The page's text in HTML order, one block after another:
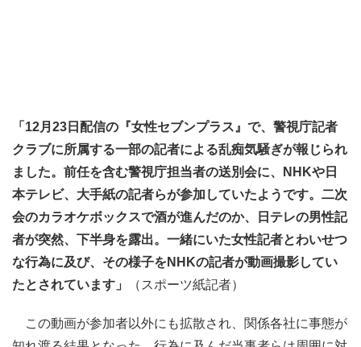
「12月23日配信の『女性セブンプラス』で、警視庁記者
クラブに所属する一部の記者による乱痴気騒ぎが報じられ
ました。前任を含む警視庁担当者の送別会に、NHKや日
本テレビ、大手紙の記者らが参加していたようです。二次
会のカラオケボックスで酒が進んだのか、日テレの男性記
者が突然、下半身を露出。一緒にいた女性記者とわいせつ
な行為に及び、その様子をNHKの記者が動画撮影してい
たとされています」
（スポーツ紙記者）
この動画が参加者以外にも拡散され、関係各社に事態が